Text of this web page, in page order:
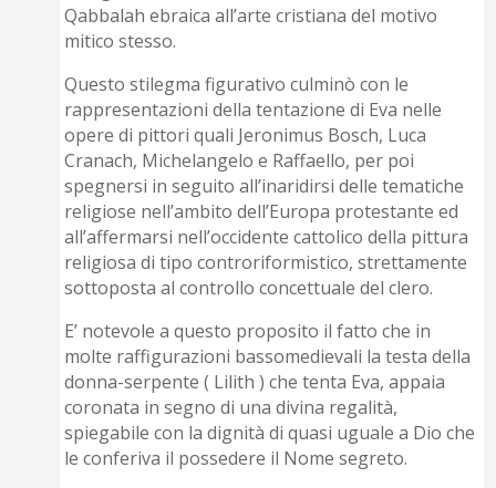
Qabbalah ebraica all’arte cristiana del motivo
mitico stesso.
Questo stilegma figurativo culminò con le
rappresentazioni della tentazione di Eva nelle
opere di pittori quali Jeronimus Bosch, Luca
Cranach, Michelangelo e Raffaello, per poi
spegnersi in seguito all’inaridirsi delle tematiche
religiose nell’ambito dell’Europa protestante ed
all’affermarsi nell’occidente cattolico della pittura
religiosa di tipo controriformistico, strettamente
sottoposta al controllo concettuale del clero.
E’ notevole a questo proposito il fatto che in
molte raffigurazioni bassomedievali la testa della
donna-serpente ( Lilith ) che tenta Eva, appaia
coronata in segno di una divina regalità,
spiegabile con la dignità di quasi uguale a Dio che
le conferiva il possedere il Nome segreto.